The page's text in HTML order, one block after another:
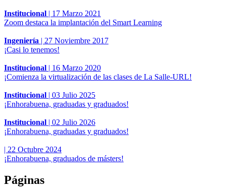
Institucional | 17 Marzo 2021
Zoom destaca la implantación del Smart Learning
Ingeniería | 27 Noviembre 2017
¡Casi lo tenemos!
Institucional | 16 Marzo 2020
¡Comienza la virtualización de las clases de La Salle-URL!
Institucional | 03 Julio 2025
¡Enhorabuena, graduadas y graduados!
Institucional | 02 Julio 2026
¡Enhorabuena, graduadas y graduados!
| 22 Octubre 2024
¡Enhorabuena, graduados de másters!
Páginas